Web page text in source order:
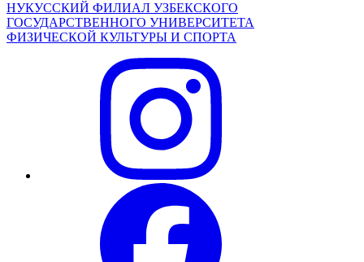
НУКУССКИЙ ФИЛИАЛ УЗБЕКСКОГО
ГОСУДАРСТВЕННОГО УНИВЕРСИТЕТА
ФИЗИЧЕСКОЙ КУЛЬТУРЫ И СПОРТА